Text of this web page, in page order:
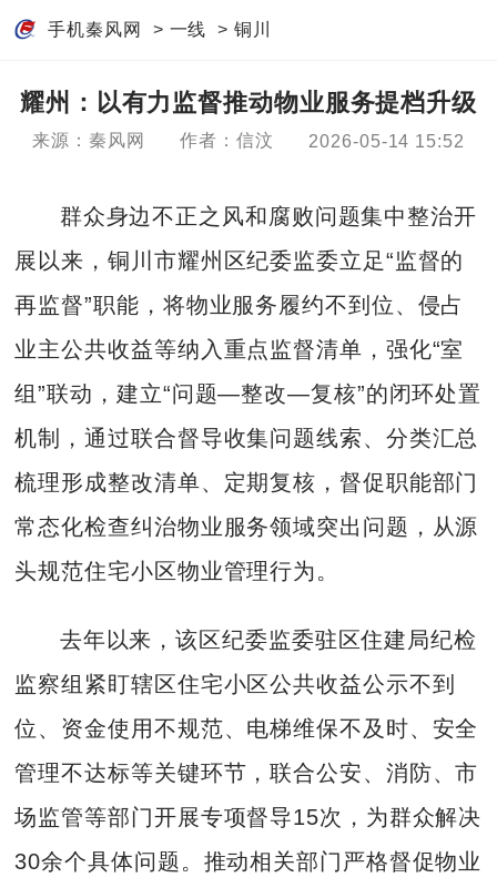
手机秦风网 > 一线 > 铜川
耀州：以有力监督推动物业服务提档升级
来源：秦风网 作者：信汶 2026-05-14 15:52
群众身边不正之风和腐败问题集中整治开
展以来，铜川市耀州区纪委监委立足“监督的
再监督”职能，将物业服务履约不到位、侵占
业主公共收益等纳入重点监督清单，强化“室
组”联动，建立“问题—整改—复核”的闭环处置
机制，通过联合督导收集问题线索、分类汇总
梳理形成整改清单、定期复核，督促职能部门
常态化检查纠治物业服务领域突出问题，从源
头规范住宅小区物业管理行为。
去年以来，该区纪委监委驻区住建局纪检
监察组紧盯辖区住宅小区公共收益公示不到
位、资金使用不规范、电梯维保不及时、安全
管理不达标等关键环节，联合公安、消防、市
场监管等部门开展专项督导15次，为群众解决
30余个具体问题。推动相关部门严格督促物业